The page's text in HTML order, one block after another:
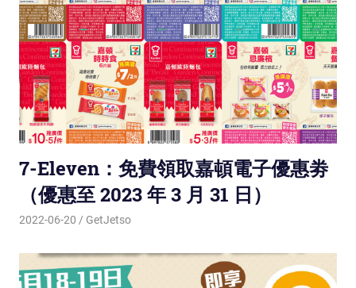
7-Eleven：免費領取嘉頓電子優惠劵
（優惠至 2023 年 3 月 31 日）
2022-06-20 GetJetso